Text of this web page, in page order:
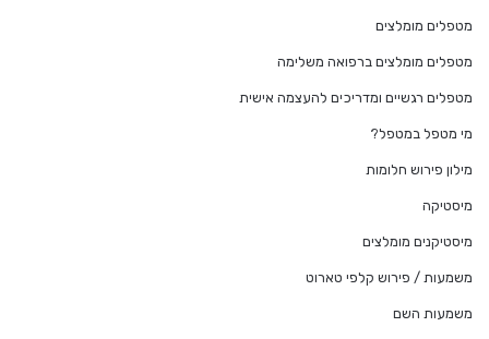
מטפלים מומלצים
מטפלים מומלצים ברפואה משלימה
מטפלים רגשיים ומדריכים להעצמה אישית
מי מטפל במטפל?
מילון פירוש חלומות
מיסטיקה
מיסטיקנים מומלצים
משמעות / פירוש קלפי טארוט
משמעות השם